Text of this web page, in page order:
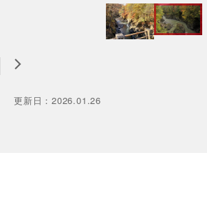
更新日 ：2026.01.26